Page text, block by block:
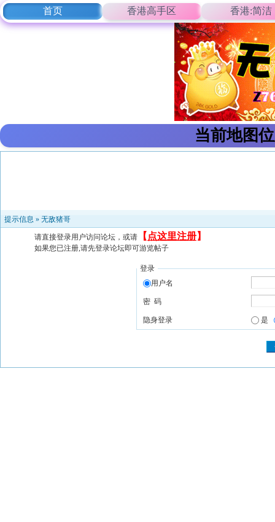
首页 香港高手区 香港:简洁
当前地图
提示信息 » 无敌猪哥
请直接登录用户访问论坛，或请 【 点这里注册】
如果您已注册,请先登录论坛即可游览帖子
登录
用户名
密 码
隐身登录 是